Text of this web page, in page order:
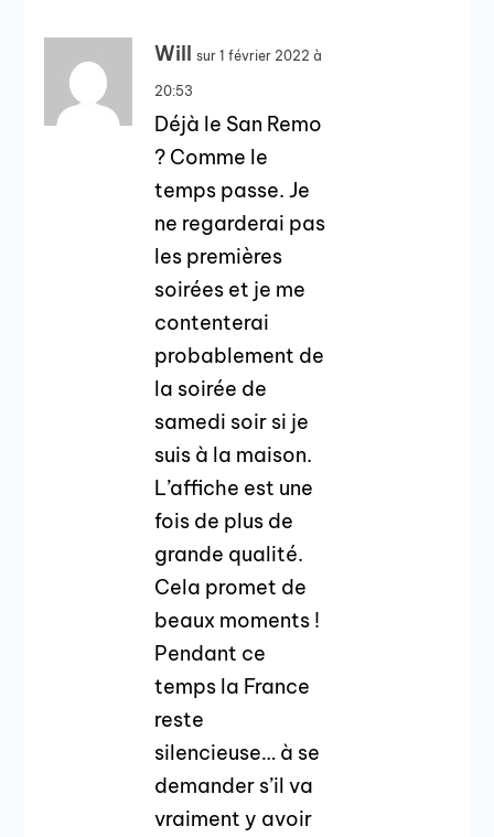
Will sur 1 février 2022 à
20:53
Déjà le San Remo
? Comme le
temps passe. Je
ne regarderai pas
les premières
soirées et je me
contenterai
probablement de
la soirée de
samedi soir si je
suis à la maison.
L’affiche est une
fois de plus de
grande qualité.
Cela promet de
beaux moments !
Pendant ce
temps la France
reste
silencieuse… à se
demander s’il va
vraiment y avoir